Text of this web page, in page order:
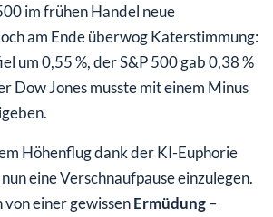
im frühen Handel neue
am Ende überwog Katerstimmung:
um 0,55 %, der S&P 500 gab 0,38 %
Dow Jones musste mit einem Minus
Höhenflug dank der KI-Euphorie
eine Verschnaufpause einzulegen.
einer gewissenErmüdung–